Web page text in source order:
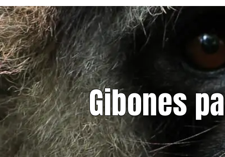
Gibones